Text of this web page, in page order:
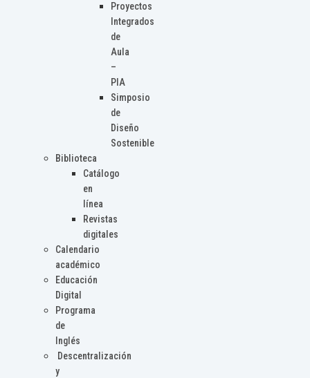
Proyectos
Integrados
de
Aula
–
PIA
Simposio
de
Diseño
Sostenible
Biblioteca
Catálogo
en
línea
Revistas
digitales
Calendario
académico
Educación
Digital
Programa
de
Inglés
Descentralización
y